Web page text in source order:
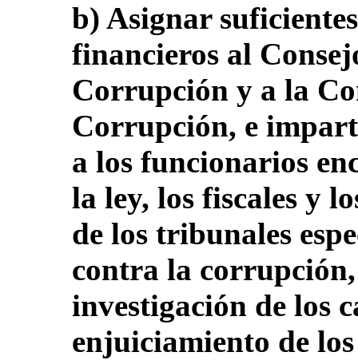
b) Asignar
financieros al
Corrupción y a la
Corrupción, e
a los funcionarios
la ley, los fiscales y
de los tribunales
contra la
investigación de los
enjuiciamiento de